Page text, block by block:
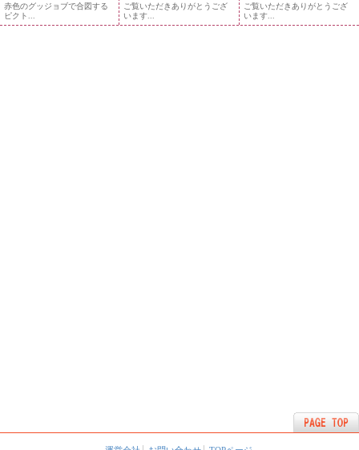
赤色のグッジョブで合図する
ピクト...
ご覧いただきありがとうござ
います...
ご覧いただきありがとうござ
います...